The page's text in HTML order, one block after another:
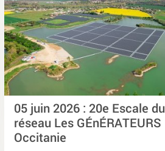
05 juin 2026 : 20e Escale du
réseau Les GÉnÉRATEURS
Occitanie